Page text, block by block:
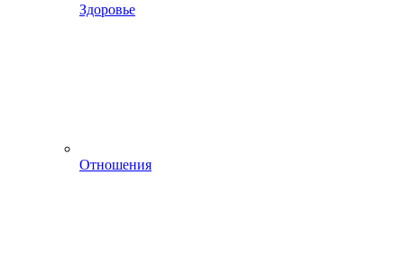
Здоровье
Отношения